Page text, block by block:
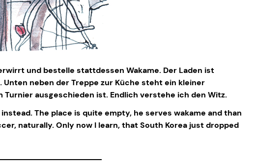
und bestelle stattdessen Wakame. Der Laden ist
neben der Treppe zur Küche steht ein kleiner
ausgeschieden ist. Endlich verstehe ich den Witz.
The place is quite empty, he serves wakame and than
naturally. Only now I learn, that South Korea just dropped